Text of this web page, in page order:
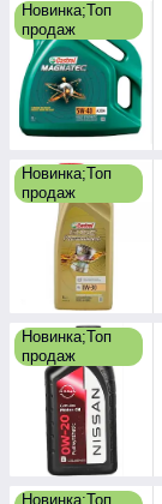
Новинка;Топ
продаж
Новинка;Топ
продаж
Новинка;Топ
продаж
Новинка;Топ